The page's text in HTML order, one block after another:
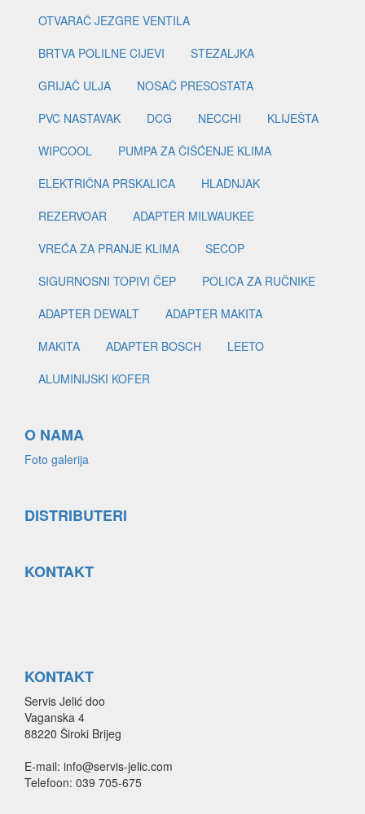
OTVARAČ JEZGRE VENTILA
BRTVA POLILNE CIJEVI
STEZALJKA
GRIJAČ ULJA
NOSAČ PRESOSTATA
PVC NASTAVAK
DCG NECCHI
KLIJEŠTA
WIPCOOL
PUMPA ZA ČIŠĆENJE KLIMA
ELEKTRIČNA PRSKALICA
HLADNJAK
REZERVOAR
ADAPTER MILWAUKEE
VREĆA ZA PRANJE KLIMA
SECOP
SIGURNOSNI TOPIVI ČEP
POLICA ZA RUČNIKE
ADAPTER DEWALT
ADAPTER MAKITA
MAKITA
ADAPTER BOSCH
LEETO
ALUMINIJSKI KOFER
O NAMA
Foto galerija
DISTRIBUTERI
KONTAKT
KONTAKT
Servis Jelić doo
Vaganska 4
88220 Široki Brijeg
E-mail: info@servis-jelic.com
Telefoon: 039 705-675